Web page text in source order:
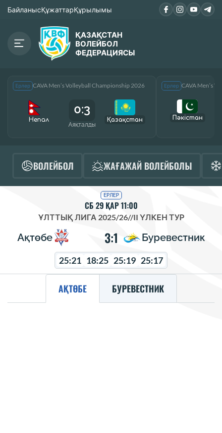
БайланысҚұжаттарҚұрылымы
ҚАЗАҚСТАН
ВОЛЕЙБОЛ
ФЕДЕРАЦИЯСЫ
Ерлер CAVA Men’s Volleyball Championship 2026
Непал
0:3
Аяқталды
Қазақcтан
Ерлер CAVA Men’s
Пәкістан
ВОЛЕЙБОЛ ЖАҒАЖАЙ ВОЛЕЙБОЛЫ
ЕРЛЕР
СБ 29 ҚАР 11:00
ҰЛТТЫҚ ЛИГА 2025/26//II ҮЛКЕН ТУР
Ақтөбе 3:1 Буревестник
25:21 18:25 25:19 25:17
АҚТӨБЕ БУРЕВЕСТНИК